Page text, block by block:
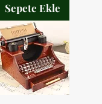
Sepete Ekle